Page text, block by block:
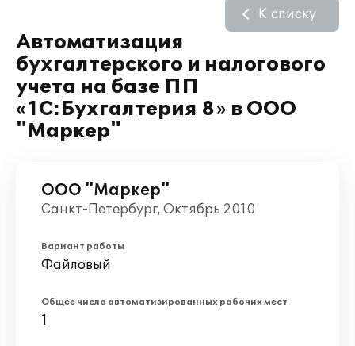
Автоматизация
бухгалтерского и налогового
учета на базе ПП
«1С:Бухгалтерия 8» в ООО
"Маркер"
К списку
ООО "Маркер"
Санкт-Петербург, Октябрь 2010
Вариант работы
Файловый
Общее число автоматизированных рабочих мест
1